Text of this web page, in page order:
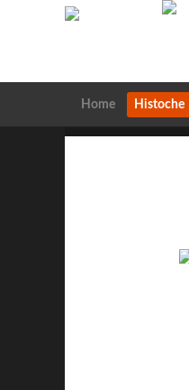
Home Histoche